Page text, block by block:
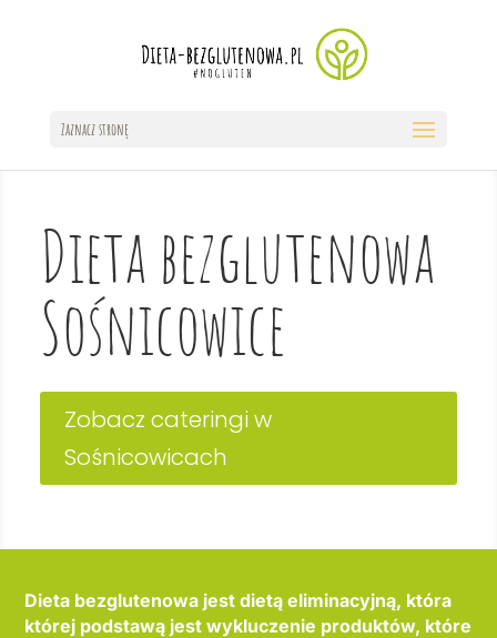
Zaznacz stronę
Dieta bezglutenowa
Sośnicowice
Zobacz cateringi w
Sośnicowicach
Dieta bezglutenowa jest dietą eliminacyjną, która
której podstawą jest wykluczenie produktów, które